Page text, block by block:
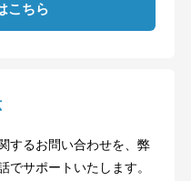
こちら
するお問い合わせを、弊
でサポートいたします。